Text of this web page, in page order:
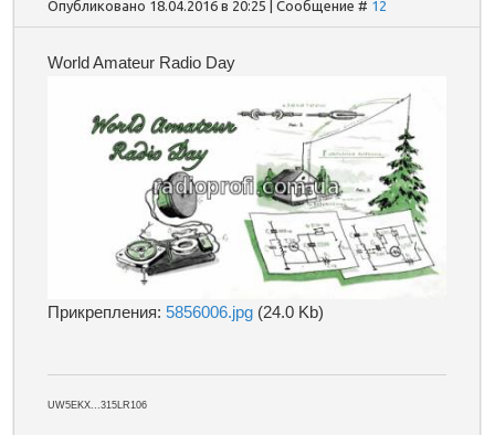
Опубликовано 18.04.2016 в 20:25 | Сообщение # 12
World Amateur Radio Day
Прикрепления:5856006.jpg (24.0 Kb)
UW5EKX...315LR106